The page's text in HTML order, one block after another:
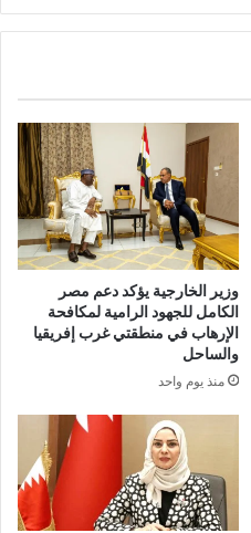
وزير الخارجية يؤكد دعم مصر
الكامل للجهود الرامية لمكافحة
الإرهاب في منطقتي غرب إفريقيا
والساحل
منذ يوم واحد